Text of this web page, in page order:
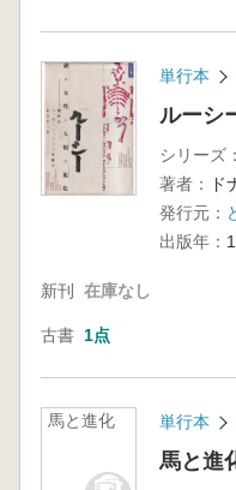
単行本
ルーシ
シリーズ：
著者：
発行元：
出版年：
新刊 在庫なし
古書 1点
馬と進化 単行本
馬と進